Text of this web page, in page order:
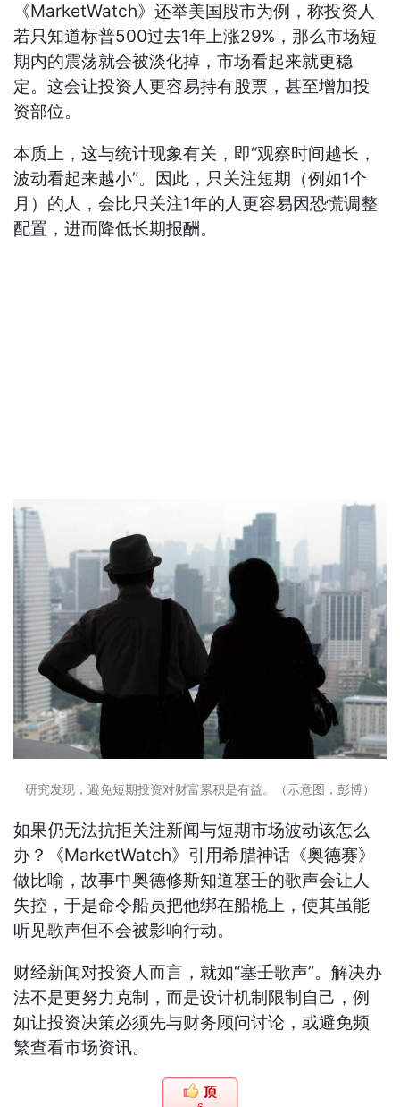
《MarketWatch》还举美国股市为例，称投资人
若只知道标普500过去1年上涨29%，那么市场短
期内的震荡就会被淡化掉，市场看起来就更稳
定。这会让投资人更容易持有股票，甚至增加投
资部位。
本质上，这与统计现象有关，即“观察时间越长，
波动看起来越小”。因此，只关注短期（例如1个
月）的人，会比只关注1年的人更容易因恐慌调整
配置，进而降低长期报酬。
研究发现，避免短期投资对财富累积是有益。（示意图，彭博）
如果仍无法抗拒关注新闻与短期市场波动该怎么
办？《MarketWatch》引用希腊神话《奥德赛》
做比喻，故事中奥德修斯知道塞壬的歌声会让人
失控，于是命令船员把他绑在船桅上，使其虽能
听见歌声但不会被影响行动。
财经新闻对投资人而言，就如“塞壬歌声”。解决办
法不是更努力克制，而是设计机制限制自己，例
如让投资决策必须先与财务顾问讨论，或避免频
繁查看市场资讯。